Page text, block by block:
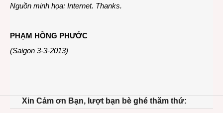
Nguồn minh họa: Internet. Thanks.
PHẠM HỒNG PHƯỚC
(Saigon 3-3-2013)
Xin Cảm ơn Bạn, lượt bạn bè ghé thăm thứ: